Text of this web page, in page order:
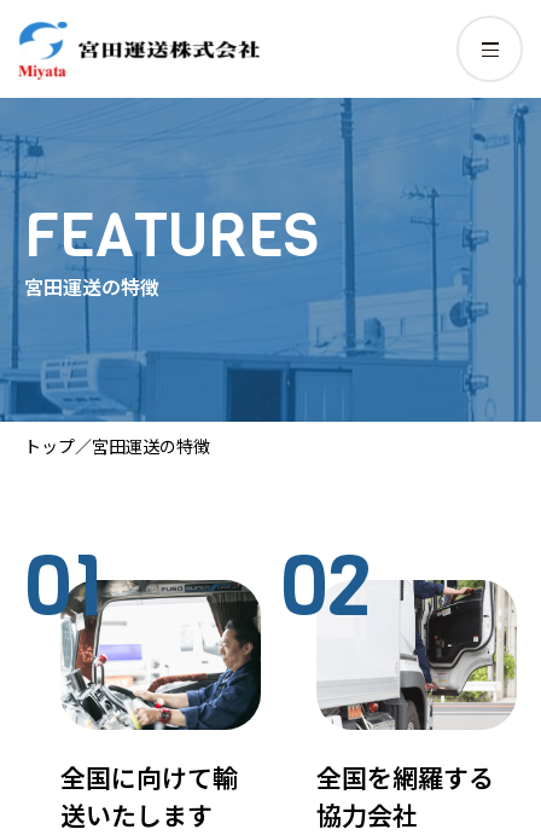
FEATURES
宮田運送の特徴
トップ／宮田運送の特徴
01
全国に向けて輸
送いたします
02
全国を網羅する
協力会社